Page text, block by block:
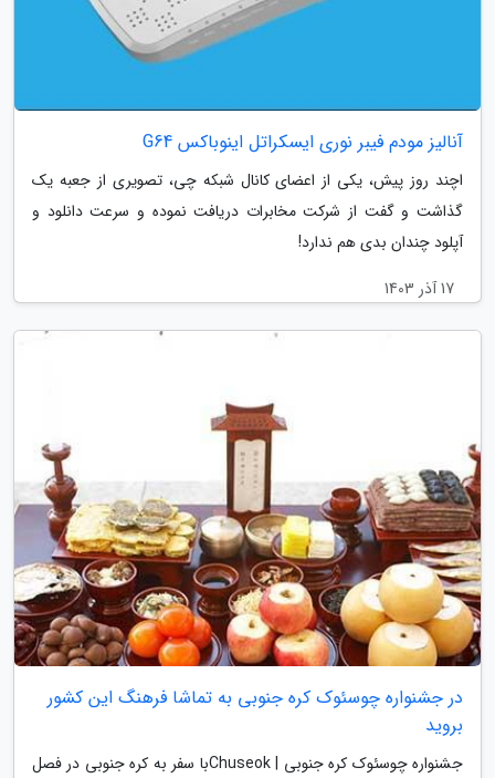
آنالیز مودم فیبر نوری ایسکراتل اینوباکس G64
اچند روز پیش، یکی از اعضای کانال شبکه چی، تصویری از جعبه یک
گذاشت و گفت از شرکت مخابرات دریافت نموده و سرعت دانلود و
آپلود چندان بدی هم ندارد!
17 آذر 1403
در جشنواره چوسئوک کره جنوبی به تماشا فرهنگ این کشور
بروید
جشنواره چوسئوک کره جنوبی | Chuseokبا سفر به کره جنوبی در فصل